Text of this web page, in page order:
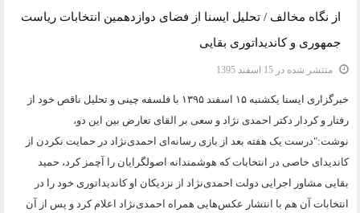
دسته:یادداشت و مقاله
از نگاه مخالف / تحلیل ایسنا از فضای دوازدهمین انتخابات ریاست
جمهوری و کاندیداتوری بقایی
منتشر شده در 15 اسفند 1395
خبرگزاری ایسنا یکشنبه ۱۵ اسفند ۱۳۹۵ با فلسفه چینی و تحلیل ناقص خود از
رفتار و کردار دکتر احمدی نژاد و سعی بر القای تعارض بین این دو،
نوشت:"درست یک هفته بعد از بازی رسانه‌ای احمدی‌نژاد در حمایت نکردن از
کاندیدای خاصی در انتخابات که هوشمندانه اصولگرایان را آچمز کرد، حمید
بقایی مشاور اجرایی دولت احمدی‌نژاد از نزدیکان او کاندیداتوری خود را در
انتخابات آن هم با انتشار عکس‌هایی همراه احمدی‌نژاد اعلام کرد و پس از آن